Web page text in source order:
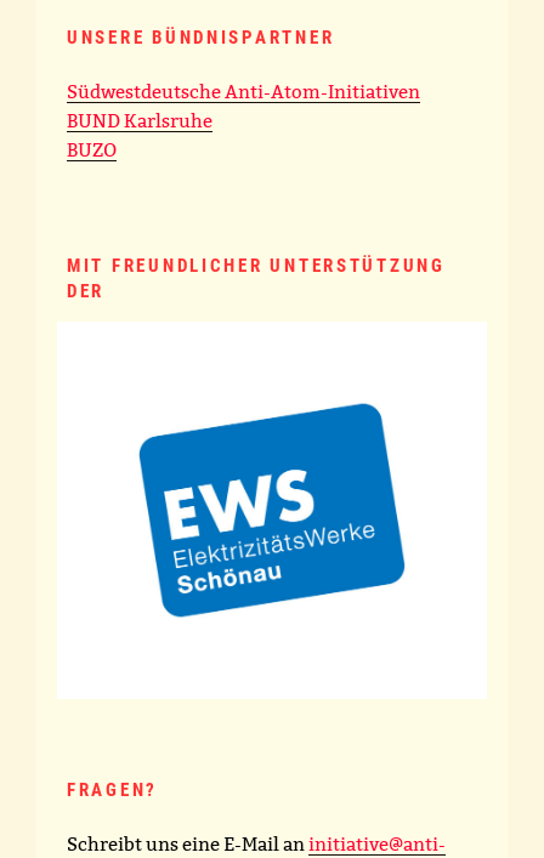
UNSERE BÜNDNISPARTNER
Südwestdeutsche Anti-Atom-Initiativen
BUND Karlsruhe
BUZO
MIT FREUNDLICHER UNTERSTÜTZUNG
DER
FRAGEN?
Schreibt uns eine E-Mail aninitiative@anti-